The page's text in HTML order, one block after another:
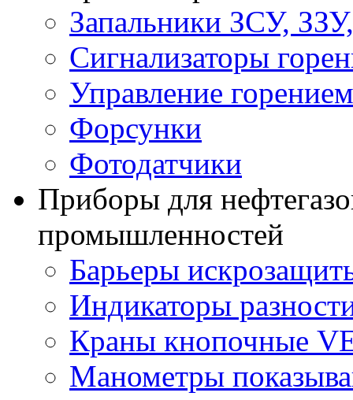
Запальники ЗСУ,
Сигнализаторы
Управление горением
Форсунки
Фотодатчики
Приборы для
промышленностей
Барьеры
Индикаторы
Краны кнопочные
Манометры